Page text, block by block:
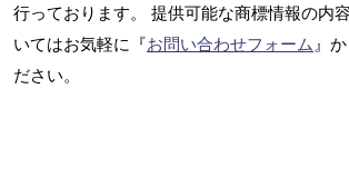
行っております。 提供可能な商標情報の内
いてはお気軽に『お問い合わせフォーム 』
ださい。